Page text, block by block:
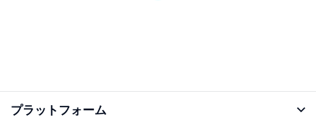
プラットフォーム